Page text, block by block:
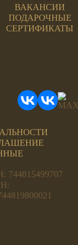
ВАКАНСИИ
ПОДАРОЧНЫЕ
СЕРТИФИКАТЫ
744815499707